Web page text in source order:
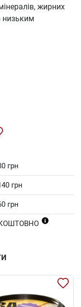
жирних
низьким
грн
грн
грн